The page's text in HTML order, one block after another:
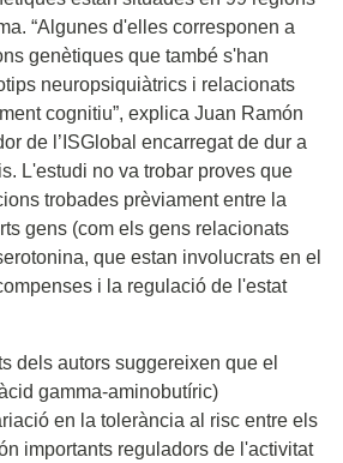
“Algunes d'elles corresponen a
genètiques que també s'han
neuropsiquiàtrics i relacionats
cognitiu”, explica Juan Ramón
de l’ISGlobal encarregat de dur a
L'estudi no va trobar proves que
trobades prèviament entre la
gens (com els gens relacionats
que estan involucrats en el
i la regulació de l'estat
dels autors suggereixen que el
gamma-aminobutíric)
en la tolerància al risc entre els
importants reguladors de l'activitat